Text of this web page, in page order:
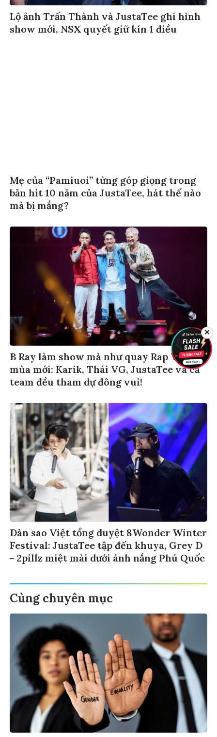
Lộ ảnh Trấn Thành và JustaTee ghi hình
show mới, NSX quyết giữ kín 1 điều
Mẹ của “Pamiuoi” từng góp giọng trong
bản hit 10 năm của JustaTee, hát thế nào
mà bị mắng?
B Ray làm show mà như quay Rap Việt
mùa mới: Karik, Thái VG, JustaTee và cả
team đều tham dự đông vui!
Dàn sao Việt tổng duyệt 8Wonder Winter
Festival: JustaTee tập đến khuya, Grey D
- 2pillz miệt mài dưới ánh nắng Phú Quốc
Cùng chuyên mục
✕